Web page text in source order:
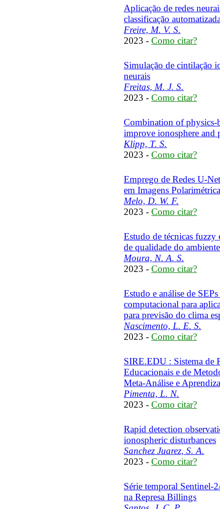
Aplicação de redes
classificação
Freire, M. V. S.
2023 - Como citar?
Simulação de cintilação
neurais
Freitas, M. J. S.
2023 - Como citar?
Combination of physics-
improve ionosphere and
Klipp, T. S.
2023 - Como citar?
Emprego de Redes U-
em Imagens
Melo, D. W. F.
2023 - Como citar?
Estudo de técnicas fuzzy
de qualidade do
Moura, N. A. S.
2023 - Como citar?
Estudo e análise de
computacional para
para previsão do clima
Nascimento, L. E. S.
2023 - Como citar?
SIRE.EDU : Sistema de
Educacionais e de
Meta-Análise e
Pimenta, L. N.
2023 - Como citar?
Rapid detection
ionospheric disturbances
Sanchez Juarez, S. A.
2023 - Como citar?
Série temporal Sentinel-
na Represa Billings